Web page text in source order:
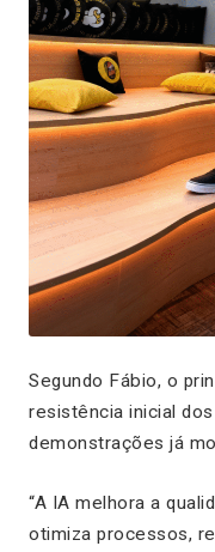
Segundo Fábio, o
resistência inicial
demonstrações já
“A IA melhora a
otimiza processos,